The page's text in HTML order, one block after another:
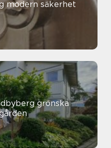
grönska